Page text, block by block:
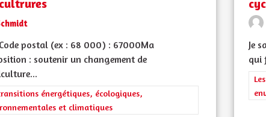
postal (ex : 68 000) : 67000Ma
: soutenir un changement de
les résultats de la catégorie : Les transitions énergétiques,
énergétiques, écologiques,
et climatiques
Je
qui